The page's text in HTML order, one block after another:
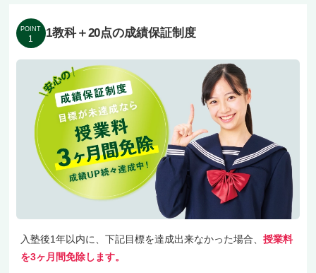
POINT
1 1教科＋20点の成績保証制度
入塾後1年以内に、下記目標を達成出来なかった場合、 授業料
を3ヶ月間免除します。